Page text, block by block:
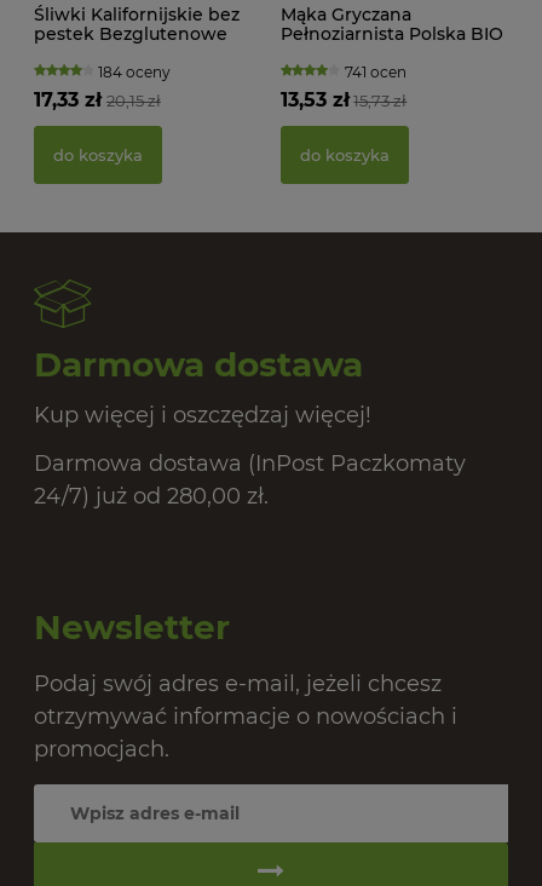
Śliwki Kalifornijskie bez
pestek Bezglutenowe
184 oceny
20,15 zł
17,33 zł
do koszyka
Mąka Gryczana
Pełnoziarnista Polska BIO
741 ocen
15,73 zł
13,53 zł
do koszyka
Darmowa dostawa
Kup więcej i oszczędzaj więcej!
Darmowa dostawa (InPost Paczkomaty
24/7) już od 280,00 zł.
Newsletter
Podaj swój adres e-mail, jeżeli chcesz
otrzymywać informacje o nowościach i
promocjach.